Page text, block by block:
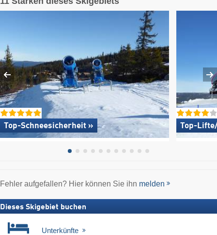
Top-Schneesicherheit » Top-
Fehler aufgefallen? Hier können Sie ihn melden
Dieses Skigebiet buchen
Unterkünfte